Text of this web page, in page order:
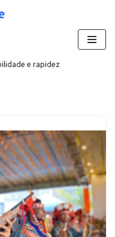
e rapidez